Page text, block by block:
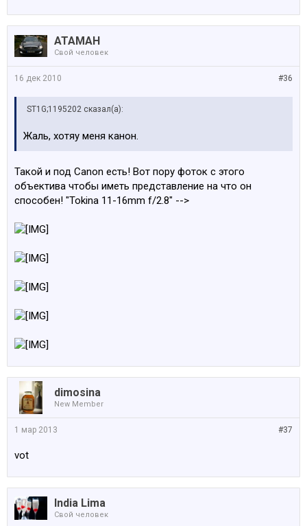
АТАМАН
Свой человек
#36
16 дек 2010
ST1G;1195202 сказал(а):
Жаль, хотяу меня канон.
Такой и под Canon есть! Вот пору фоток с этого
объектива чтобы иметь представление на что он
способен! "Tokina 11-16mm f/2.8" -->
dimosina
New Member
#37
1 мар 2013
vot
India Lima
Свой человек